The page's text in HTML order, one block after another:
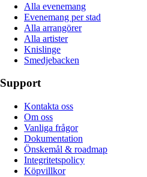
Alla evenemang
Evenemang per stad
Alla arrangörer
Alla artister
Knislinge
Smedjebacken
Support
Kontakta oss
Om oss
Vanliga frågor
Dokumentation
Önskemål & roadmap
Integritetspolicy
Köpvillkor